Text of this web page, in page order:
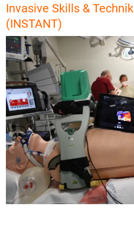
Invasive Skills &
(INSTANT)